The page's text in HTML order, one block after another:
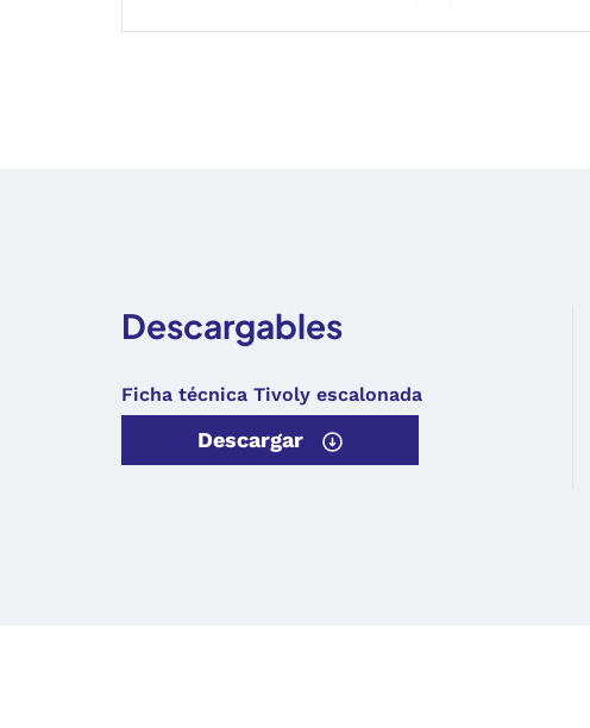
Descargables
Ficha técnica Tivoly escalonada
Descargar